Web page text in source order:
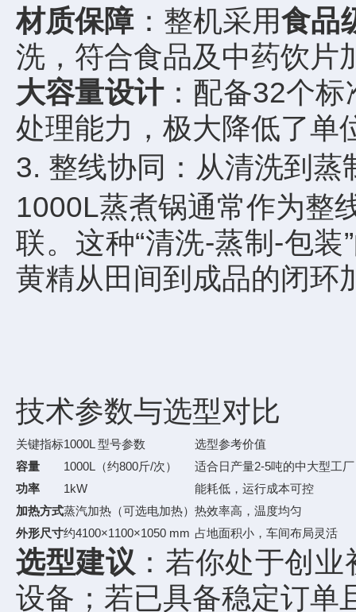
材质保障：整机采用食品
洗，符合食品及中药饮片
大容量设计：配备32个标
处理能力，极大降低了单
3. 整线协同：从清洗到蒸
1000L蒸煮锅通常作为整
联。这种“清洗-蒸制-包
黄精从田间到成品的闭环
技术参数与选型对比
关键指标1000L 型号参数
选型参考价值
容量
1000L（约800斤/次）
适合日产量2-5吨的中大型工厂
功率
1kW
能耗低，运行成本可控
加热方式蒸汽加热（可选电加热） 热效率高，温度均匀
外形尺寸约4100×1100×1050 mm 占地面积小，车间布局灵活
选型建议 ：若你处于创
设备；若已具备稳定订单